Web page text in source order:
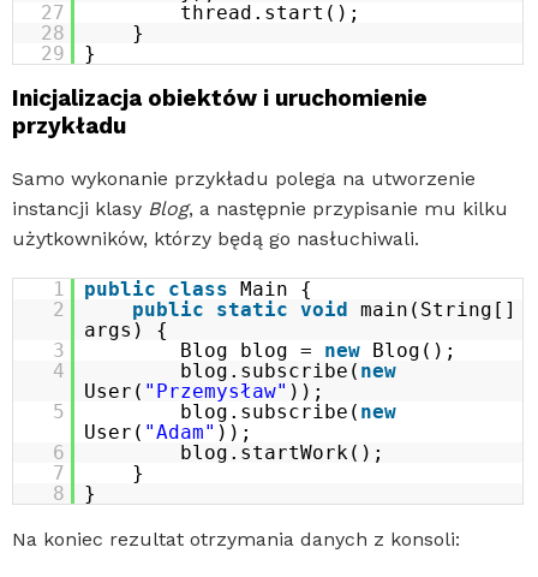
27
thread.start();
28
}
29
}
Inicjalizacja obiektów i uruchomienie
przykładu
Samo wykonanie przykładu polega na utworzenie
instancji klasy Blog, a następnie przypisanie mu kilku
użytkowników, którzy będą go nasłuchiwali.
1 public class
Main {
2
public static void
main(String[]
args) {
3
Blog blog = new
Blog();
4
blog.subscribe( new
User( "Przemysław" ));
5
blog.subscribe( new
User( "Adam" ));
6
blog.startWork();
7
}
8
}
Na koniec rezultat otrzymania danych z konsoli: